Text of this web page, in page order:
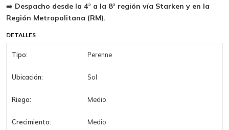
➡️ Despacho desde la 4ª a la 8ª región vía Starken y en la
Región Metropolitana (RM).
DETALLES
Tipo: Perenne
Ubicación: Sol
Riego: Medio
Crecimiento: Medio